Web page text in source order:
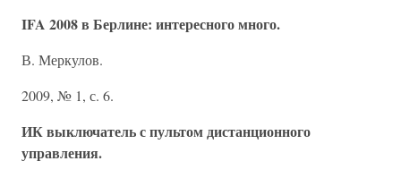
IFA 2008 в Берлине: интересного много.
В. Меркулов.
2009, № 1, с. 6.
ИК выключатель с пультом дистанционного
управления.